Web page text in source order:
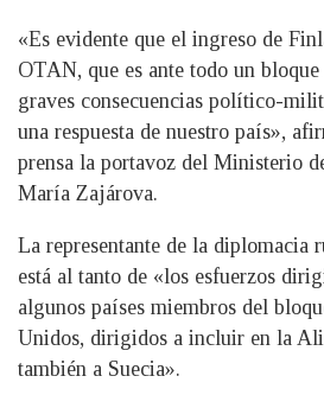
«Es evidente que el ingreso de
OTAN, que es ante todo un
graves consecuencias político-
una respuesta de nuestro país»,
prensa la portavoz del Ministerio
María Zajárova.
La representante de la diplomacia
está al tanto de «los esfuerzos
algunos países miembros del
Unidos, dirigidos a incluir en la
también a Suecia».